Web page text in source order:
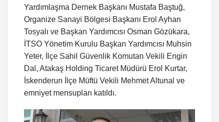
Yardımlaşma Dernek Başkanı Mustafa Baştuğ,
Organize Sanayi Bölgesi Başkanı Erol Ayhan
Tosyalı ve Başkan Yardımcısı Osman Gözükara,
İTSO Yönetim Kurulu Başkan Yardımcısı Muhsin
Yeter, İlçe Sahil Güvenlik Komutan Vekili Engin
Dal, Atakaş Holding Ticaret Müdürü Erol Kurtar,
İskenderun İlçe Müftü Vekili Mehmet Altunal ve
emniyet mensupları katıldı.